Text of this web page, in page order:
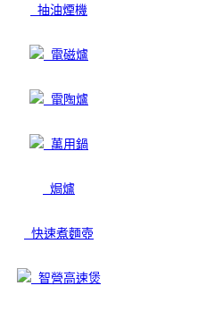
抽油煙機
電磁爐
電陶爐
萬用鍋
焗爐
快速煮麵壺
智營高速煲